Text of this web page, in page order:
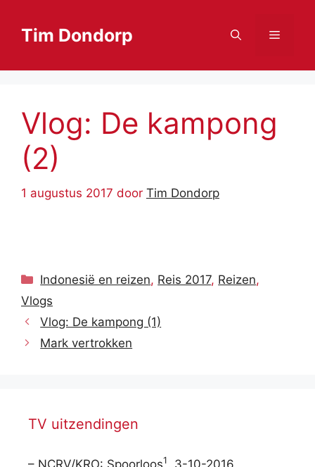
naarTim Dondorp Menu
Vlog: De kampong
(2)
1 augustus 2017 door Tim Dondorp
Categorieën
Indonesië en reizen, Reis 2017, Reizen,
Vlogs
Vlog: De kampong (1)
Mark vertrokken
TV uitzendingen
– NCRV/KRO: Spoorloos1, 3-10-2016